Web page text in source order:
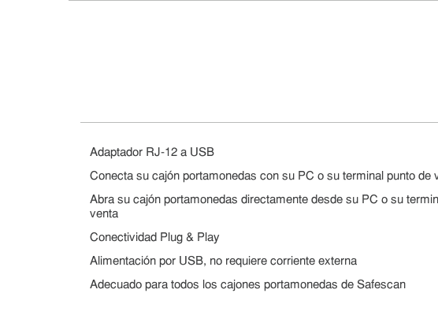
Adaptador RJ-12 a USB
Conecta su cajón portamonedas con su PC o su terminal punto de
Abra su cajón portamonedas directamente desde su PC o su
venta
Conectividad Plug & Play
Alimentación por USB, no requiere corriente externa
Adecuado para todos los cajones portamonedas de Safescan